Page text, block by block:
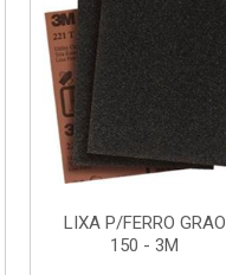
LIXA P/FERRO GRAO
150 - 3M